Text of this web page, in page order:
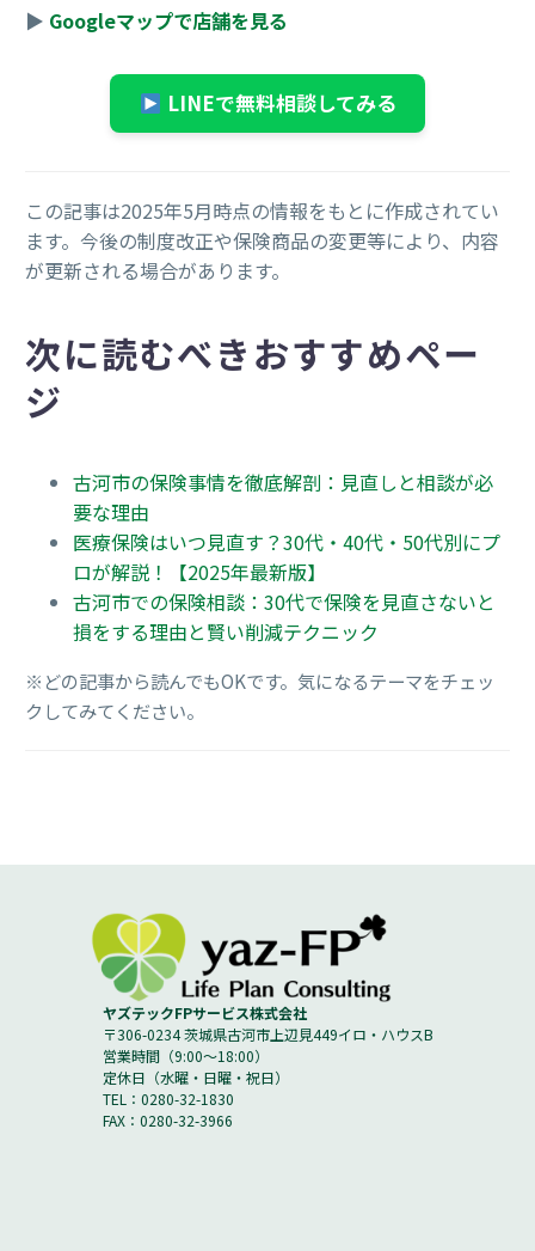
▶ Googleマップで店舗を見る
LINEで無料相談してみる
この記事は2025年5月時点の情報をもとに作成されてい
ます。今後の制度改正や保険商品の変更等により、内容
が更新される場合があります。
次に読むべきおすすめペー
ジ
古河市の保険事情を徹底解剖：見直しと相談が必
要な理由
医療保険はいつ見直す？30代・40代・50代別にプ
ロが解説！【2025年最新版】
古河市での保険相談：30代で保険を見直さないと
損をする理由と賢い削減テクニック
※どの記事から読んでもOKです。気になるテーマをチェッ
クしてみてください。
ヤズテックFPサービス株式会社
〒306-0234 茨城県古河市上辺見449イロ・ハウスB
営業時間（9:00～18:00）
定休日（水曜・日曜・祝日）
TEL：0280-32-1830
FAX：0280-32-3966